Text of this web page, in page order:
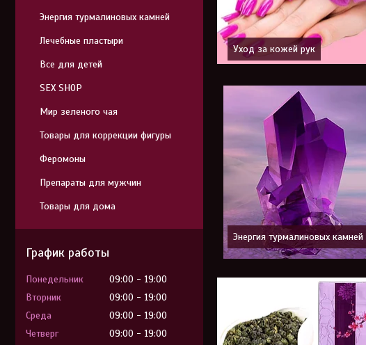
Уход за кожей рук
Энергия турмалиновых камней
Энергия турмалиновых камней
Лечебные пластыри
Все для детей
SEX SHOP
Мир зеленого чая
Товары для коррекции фигуры
Феромоны
Препараты для мужчин
Товары для дома
График работы
Понедельник 09:00
19:00
Вторник
09:00
19:00
Среда
09:00
19:00
Четверг
09:00
19:00